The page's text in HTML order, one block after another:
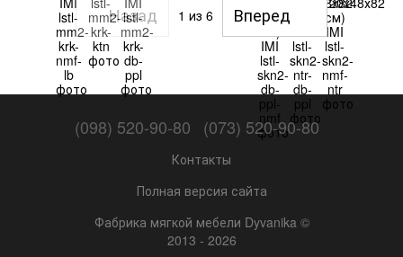
Назад 1 из 6 Вперед
(098) 520-90-80 (073) 520-90-80
Контакты
Полная версия сайта
Фабрика мягкой мебели Dyvanika ©
2013 - 2026